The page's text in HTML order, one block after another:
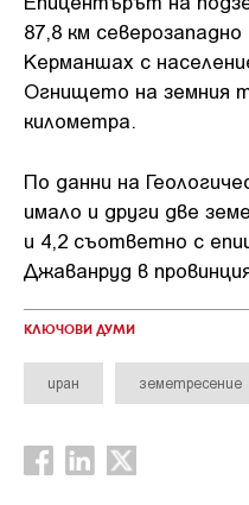
87,8 км
Керманшах с
Огнището на земния
километра.
По данни на
имало и други две
и 4,2 съответно с
Джаванруд в
КЛЮЧОВИ ДУМИ
иран земетресение